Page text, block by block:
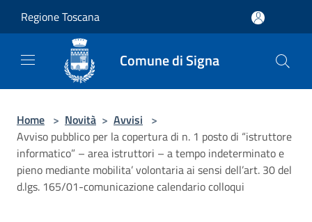
Regione Toscana
Comune di Signa
Home > Novità > Avvisi >
Avviso pubblico per la copertura di n. 1 posto di “istruttore
informatico” – area istruttori – a tempo indeterminato e
pieno mediante mobilita’ volontaria ai sensi dell’art. 30 del
d.lgs. 165/01-comunicazione calendario colloqui